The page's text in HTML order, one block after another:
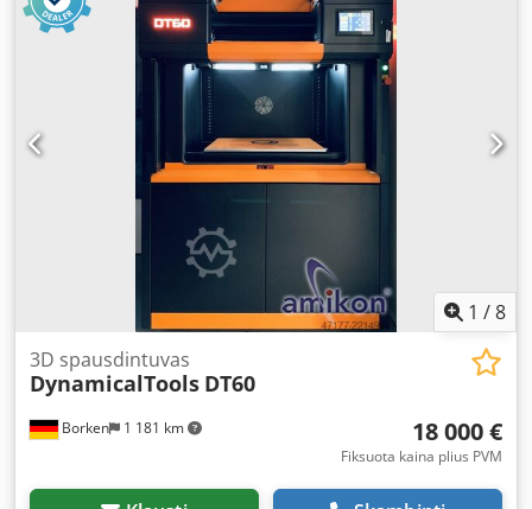
1 /8
Borken 1 181 km
3D spausdintuvas
DynamicalTools DT60
18 000 €
Fiksuota kaina plius PVM